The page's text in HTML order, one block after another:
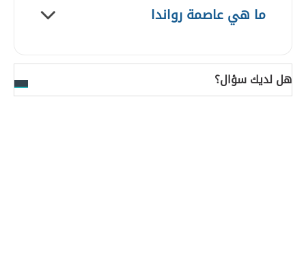
ما هي عاصمة رواندا
هل لديك سؤال؟